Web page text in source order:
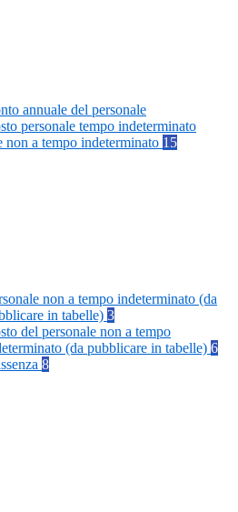
annuale del personale
personale tempo indeterminato
non a tempo indeterminato 15
non a tempo indeterminato (da
in tabelle) 3
del personale non a tempo
(da pubblicare in tabelle) 6
8